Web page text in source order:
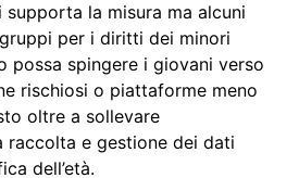
supporta la misura ma alcuni
per i diritti dei minori
possa spingere i giovani verso
rischiosi o piattaforme meno
oltre a sollevare
raccolta e gestione dei dati
dell’età.